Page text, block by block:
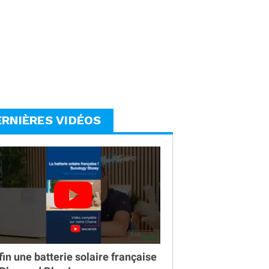
VIDÉOS
une batterie solaire française